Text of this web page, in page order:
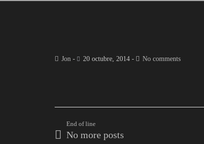
Jon 20 octubre, 2014 No comments
End of line
No more posts